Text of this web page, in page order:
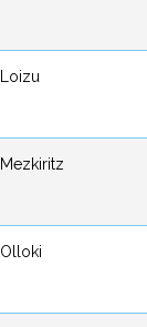
Loizu
Mezkiritz
Olloki
Loizu
Mezkiritz
Olloki